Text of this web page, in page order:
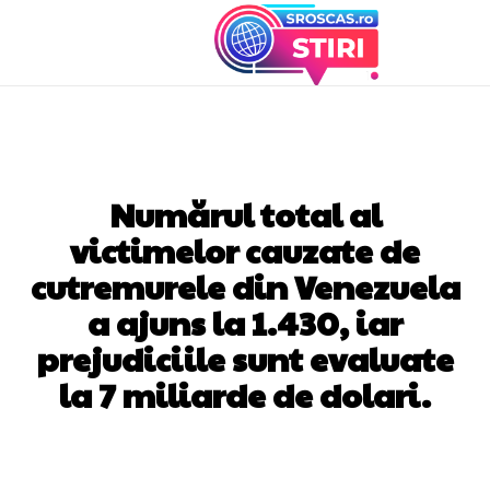
Numărul total al
victimelor cauzate de
cutremurele din Venezuela
a ajuns la 1.430, iar
prejudiciile sunt evaluate
la 7 miliarde de dolari.